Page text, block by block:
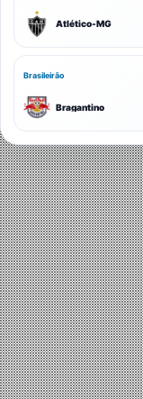
Atlético-MG
Brasileirão
Bragantino